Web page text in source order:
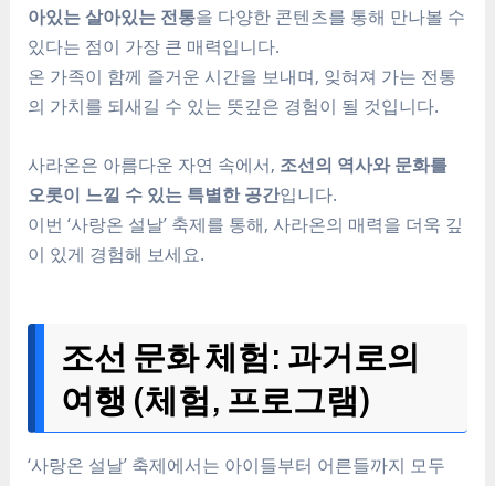
아있는 살아있는 전통을 다양한 콘텐츠를 통해 만나볼 수
있다는 점이 가장 큰 매력입니다.
온 가족이 함께 즐거운 시간을 보내며, 잊혀져 가는 전통
의 가치를 되새길 수 있는 뜻깊은 경험이 될 것입니다.
사라온은 아름다운 자연 속에서, 조선의 역사와 문화를
오롯이 느낄 수 있는 특별한 공간입니다.
이번 ‘사랑온 설날’ 축제를 통해, 사라온의 매력을 더욱 깊
이 있게 경험해 보세요.
조선 문화 체험: 과거로의
여행 (체험, 프로그램)
‘사랑온 설날’ 축제에서는 아이들부터 어른들까지 모두